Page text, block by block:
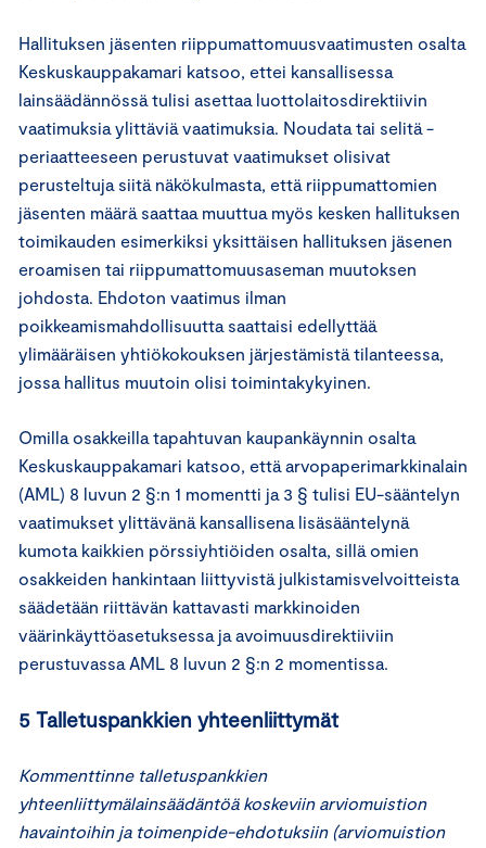
Hallituksen jäsenten riippumattomuusvaatimusten osalta
Keskuskauppakamari katsoo, ettei kansallisessa
lainsäädännössä tulisi asettaa luottolaitosdirektiivin
vaatimuksia ylittäviä vaatimuksia. Noudata tai selitä -
periaatteeseen perustuvat vaatimukset olisivat
perusteltuja siitä näkökulmasta, että riippumattomien
jäsenten määrä saattaa muuttua myös kesken hallituksen
toimikauden esimerkiksi yksittäisen hallituksen jäsenen
eroamisen tai riippumattomuusaseman muutoksen
johdosta. Ehdoton vaatimus ilman
poikkeamismahdollisuutta saattaisi edellyttää
ylimääräisen yhtiökokouksen järjestämistä tilanteessa,
jossa hallitus muutoin olisi toimintakykyinen.
Omilla osakkeilla tapahtuvan kaupankäynnin osalta
Keskuskauppakamari katsoo, että arvopaperimarkkinalain
(AML) 8 luvun 2 §:n 1 momentti ja 3 § tulisi EU-sääntelyn
vaatimukset ylittävänä kansallisena lisäsääntelynä
kumota kaikkien pörssiyhtiöiden osalta, sillä omien
osakkeiden hankintaan liittyvistä julkistamisvelvoitteista
säädetään riittävän kattavasti markkinoiden
väärinkäyttöasetuksessa ja avoimuusdirektiiviin
perustuvassa AML 8 luvun 2 §:n 2 momentissa.
5 Talletuspankkien yhteenliittymät
Kommenttinne talletuspankkien
yhteenliittymälainsäädäntöä koskeviin arviomuistion
havaintoihin ja toimenpide-ehdotuksiin (arviomuistion